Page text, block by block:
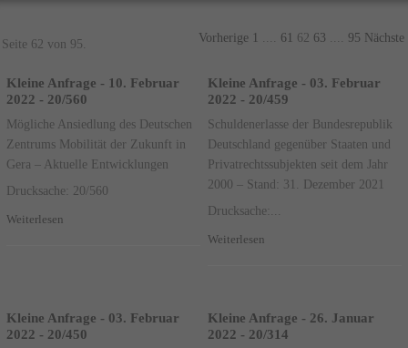
Seite 62 von 95. Vorherige 1 61 62 63 95 Nächste
Kleine Anfrage - 10. Februar
2022 - 20/560
Mögliche Ansiedlung des Deutschen
Zentrums Mobilität der Zukunft in
Gera – Aktuelle Entwicklungen
Drucksache: 20/560
Weiterlesen
Kleine Anfrage - 03. Februar
2022 - 20/459
Schuldenerlasse der Bundesrepublik
Deutschland gegenüber Staaten und
Privatrechtssubjekten seit dem Jahr
2000 – Stand: 31. Dezember 2021
Drucksache:...
Weiterlesen
Kleine Anfrage - 03. Februar
2022 - 20/450
Kleine Anfrage - 26. Januar
2022 - 20/314